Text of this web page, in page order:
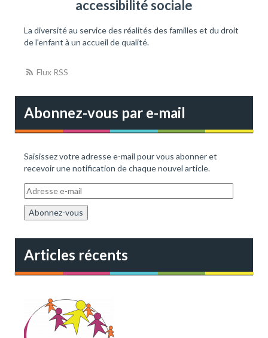
accessibilité sociale
La diversité au service des réalités des familles et du droit
de l'enfant à un accueil de qualité.
Flux RSS
Abonnez-vous par e-mail
Saisissez votre adresse e-mail pour vous abonner et
recevoir une notification de chaque nouvel article.
A
d
s
s
e
e
l
Articles récents